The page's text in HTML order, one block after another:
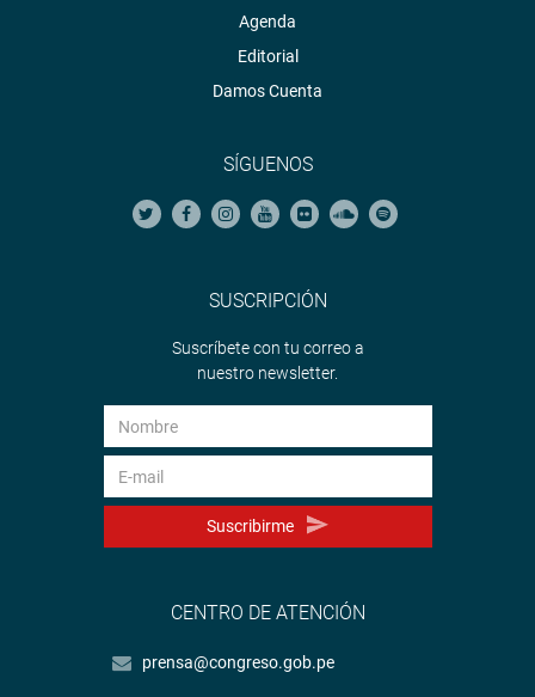
Agenda
Editorial
Damos Cuenta
SÍGUENOS
SUSCRIPCIÓN
Suscríbete con tu correo a
nuestro newsletter.
Suscribirme
CENTRO DE ATENCIÓN
prensa@congreso.gob.pe